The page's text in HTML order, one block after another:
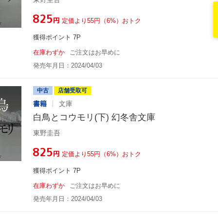
¥825円 定価より55円（6%）おトク
獲得ポイント 7P
在庫わずか
ご注文はお早めに
発売年月日：2024/04/03
中古 店舗受取可
書籍 文庫
白鳥とコウモリ(下) 幻冬舎文庫
東野圭吾
¥825円 定価より55円（6%）おトク
獲得ポイント 7P
在庫わずか
ご注文はお早めに
発売年月日：2024/04/03